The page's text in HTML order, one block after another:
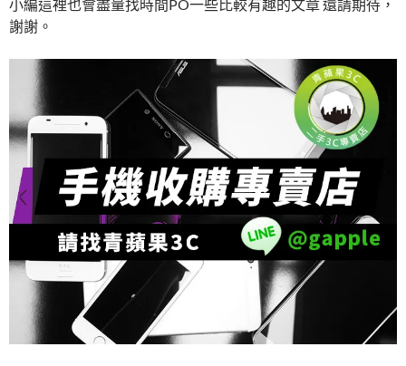
小編這裡也會盡量找時間PO一些比較有趣的文章 還請期待，
謝謝。